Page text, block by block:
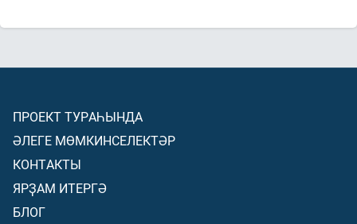
ПРОЕКТ ТУРАҺЫНДА
ӘЛЕГЕ МӨМКИНСЕЛЕКТӘР
КОНТАКТЫ
ЯРҘАМ ИТЕРГӘ
БЛОГ